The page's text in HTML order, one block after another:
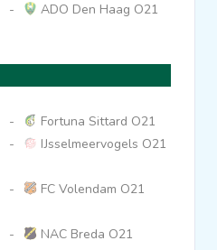
- ADO Den Haag O21
-
Fortuna Sittard O21
-
IJsselmeervogels O21
-
FC Volendam O21
- NAC Breda O21